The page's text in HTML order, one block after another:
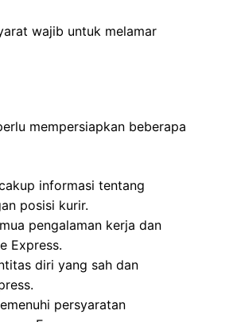
wajib untuk melamar
mempersiapkan beberapa
informasi tentang
posisi kurir.
pengalaman kerja dan
Express.
diri yang sah dan
persyaratan